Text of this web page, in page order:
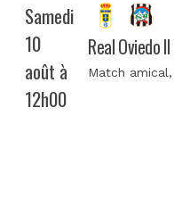
Samedi
10
août à
12h00
Real Oviedo
Match amical